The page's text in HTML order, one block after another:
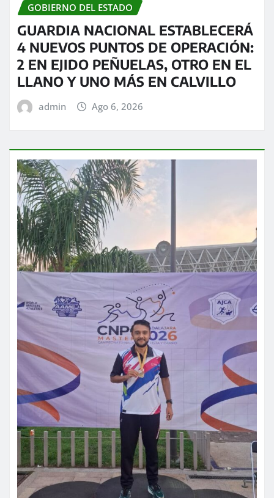
GOBIERNO DEL ESTADO
GUARDIA NACIONAL ESTABLECERÁ
4 NUEVOS PUNTOS DE OPERACIÓN:
2 EN EJIDO PEÑUELAS, OTRO EN EL
LLANO Y UNO MÁS EN CALVILLO
admin Ago 6, 2026